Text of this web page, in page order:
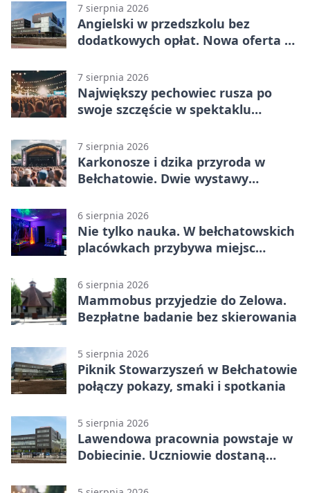
7 sierpnia 2026
Angielski w przedszkolu bez
dodatkowych opłat. Nowa oferta w
7 sierpnia 2026
Największy pechowiec rusza po
swoje szczęście w spektaklu
7 sierpnia 2026
Karkonosze i dzika przyroda w
Bełchatowie. Dwie wystawy
6 sierpnia 2026
Nie tylko nauka. W bełchatowskich
placówkach przybywa miejsc
6 sierpnia 2026
Mammobus przyjedzie do Zelowa.
Bezpłatne badanie bez skierowania
5 sierpnia 2026
Piknik Stowarzyszeń w Bełchatowie
połączy pokazy, smaki i spotkania
5 sierpnia 2026
Lawendowa pracownia powstaje w
Dobiecinie. Uczniowie dostaną